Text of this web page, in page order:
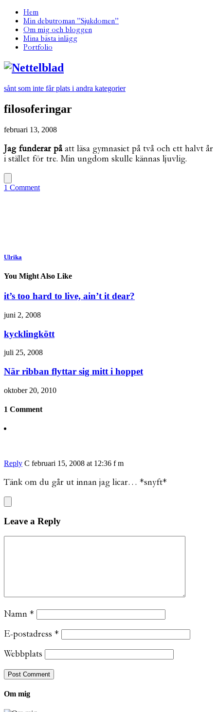
Hem
Min debutroman ”Sjukdomen”
Om mig och bloggen
Mina bästa inlägg
Portfolio
sånt som inte får plats i andra kategorier
filosoferingar
februari 13, 2008
Jag funderar påatt läsa gymnasiet på två och ett halvt år
i stället för tre. Min ungdom skulle kännas ljuvlig.
1 Comment
Ulrika
You Might Also Like
it’s too hard to live, ain’t it dear?
juni 2, 2008
kycklingkött
juli 25, 2008
När ribban flyttar sig mitt i hoppet
oktober 20, 2010
1 Comment
Reply C februari 15, 2008 at 12:36 f m
Tänk om du går ut innan jag licar… *snyft*
Leave a Reply
Namn *
E-postadress *
Webbplats
Om mig